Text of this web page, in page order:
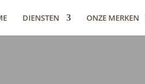
DIENSTEN ONZE MERKEN